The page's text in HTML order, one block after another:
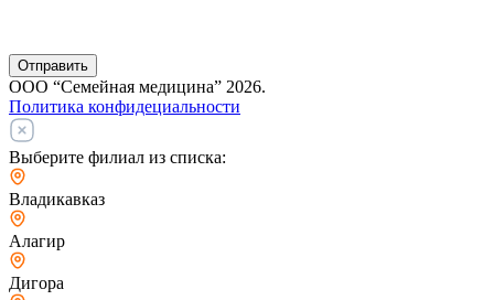
Отправить
ООО “Семейная медицина” 2026.
Политика конфидециальности
Выберите филиал из списка:
Владикавказ
Алагир
Дигора